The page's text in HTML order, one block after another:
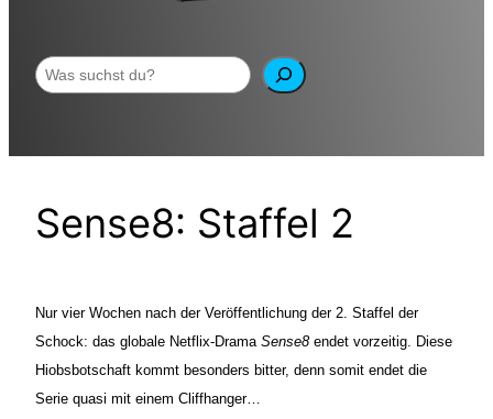
Suchen
Sense8: Staffel 2
Nur vier Wochen nach der Veröffentlichung der 2. Staffel der
Schock: das globale Netflix-Drama Sense8endet vorzeitig. Diese
Hiobsbotschaft kommt besonders bitter, denn somit endet die
Serie quasi mit einem Cliffhanger…